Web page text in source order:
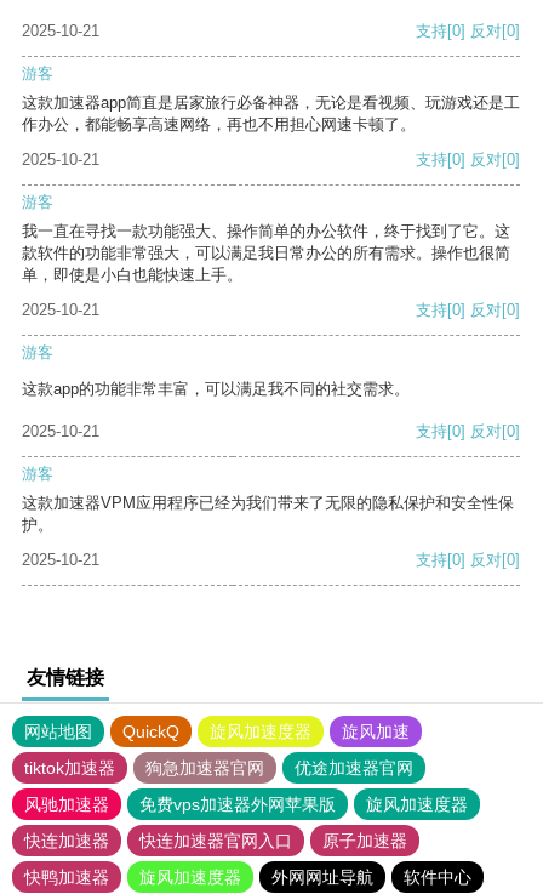
2025-10-21 支持[0] 反对[0]
游客
这款加速器app简直是居家旅行必备神器，无论是看视频、玩游戏还是工
作办公，都能畅享高速网络，再也不用担心网速卡顿了。
2025-10-21
支持[0] 反对[0]
游客
我一直在寻找一款功能强大、操作简单的办公软件，终于找到了它。这
款软件的功能非常强大，可以满足我日常办公的所有需求。操作也很简
单，即使是小白也能快速上手。
2025-10-21
支持[0] 反对[0]
游客
这款app的功能非常丰富，可以满足我不同的社交需求。
2025-10-21 支持[0] 反对[0]
游客
这款加速器VPM应用程序已经为我们带来了无限的隐私保护和安全性保
护。
2025-10-21
支持[0] 反对[0]
友情链接
网站地图 QuickQ 旋风加速度器
旋风加速
tiktok加速器
狗急加速器官网
优途加速器官网
风驰加速器
免费vps加速器外网苹果版
旋风加速度器
快连加速器
快连加速器官网入口
原子加速器
快鸭加速器
旋风加速度器 外网网址导航 软件中心